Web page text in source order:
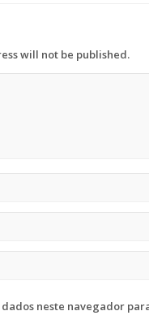
will not be published.
dados neste navegador